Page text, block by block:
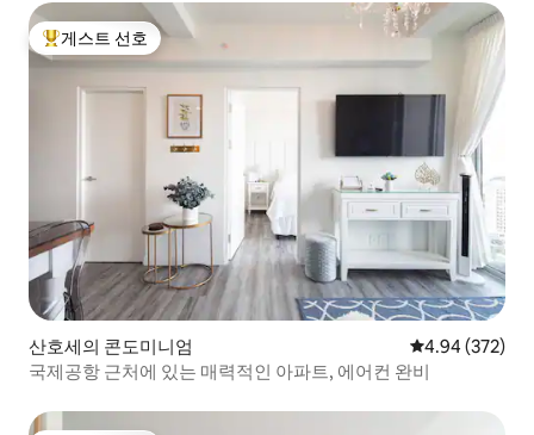
상위 게스트 선호
게스트 선호
산호세의 콘도미니엄 평점 4.94점(5
4.94 (372)
국제공항 근처에 있는 매력적인 아파트, 에어컨 완비